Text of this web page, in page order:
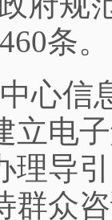
条。
信息
立电
理导
群众